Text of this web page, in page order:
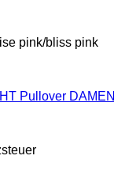
pink/bliss pink
Pullover DAMEN